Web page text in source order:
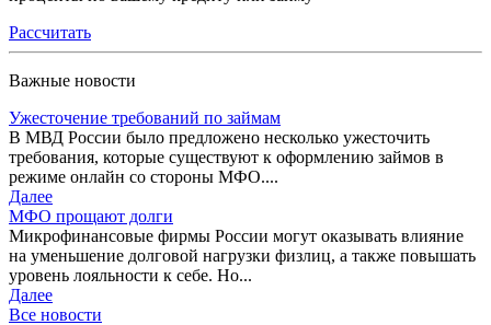
Рассчитать
Важные новости
Ужесточение требований по займам
В МВД России было предложено несколько ужесточить
требования, которые существуют к оформлению займов в
режиме онлайн со стороны МФО....
Далее
МФО прощают долги
Микрофинансовые фирмы России могут оказывать влияние
на уменьшение долговой нагрузки физлиц, а также повышать
уровень лояльности к себе. Но...
Далее
Все новости